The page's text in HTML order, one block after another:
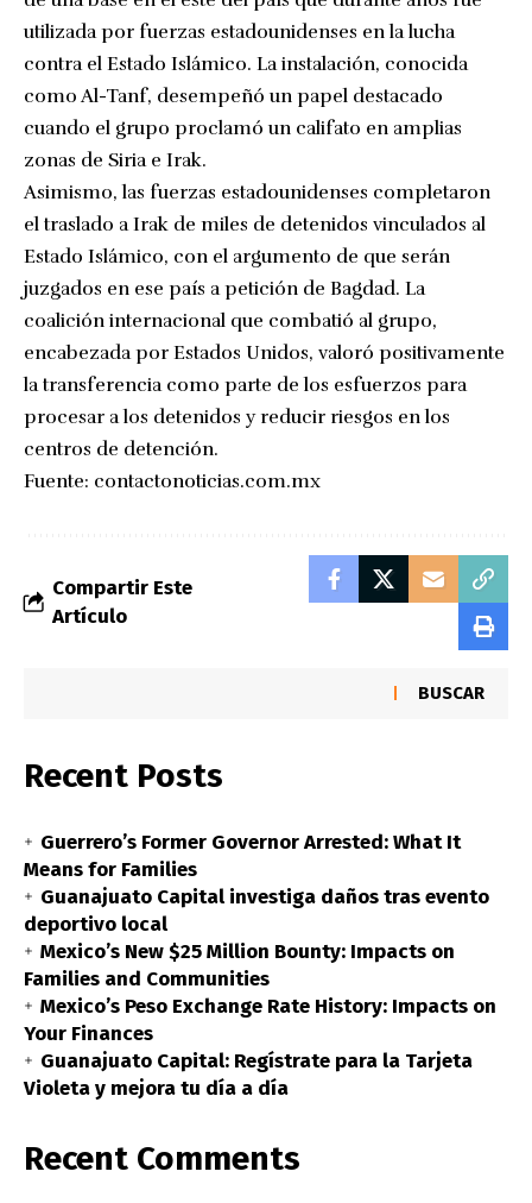
utilizada por fuerzas estadounidenses en la lucha
contra el Estado Islámico. La instalación, conocida
como Al-Tanf, desempeñó un papel destacado
cuando el grupo proclamó un califato en amplias
zonas de Siria e Irak.
Asimismo, las fuerzas estadounidenses completaron
el traslado a Irak de miles de detenidos vinculados al
Estado Islámico, con el argumento de que serán
juzgados en ese país a petición de Bagdad. La
coalición internacional que combatió al grupo,
encabezada por Estados Unidos, valoró positivamente
la transferencia como parte de los esfuerzos para
procesar a los detenidos y reducir riesgos en los
centros de detención.
Fuente: contactonoticias.com.mx
Compartir Este
Artículo
BUSCAR
Recent Posts
Guerrero’s Former Governor Arrested: What It
Means for Families
Guanajuato Capital investiga daños tras evento
deportivo local
Mexico’s New $25 Million Bounty: Impacts on
Families and Communities
Mexico’s Peso Exchange Rate History: Impacts on
Your Finances
Guanajuato Capital: Regístrate para la Tarjeta
Violeta y mejora tu día a día
Recent Comments